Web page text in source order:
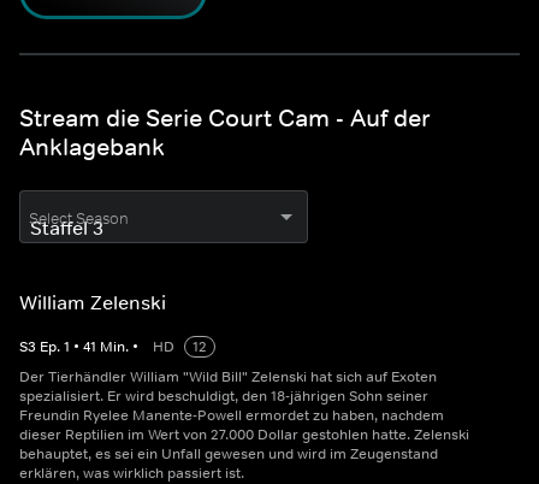
Stream die Serie Court Cam - Auf der
Anklagebank
Select Season
William Zelenski
S3 Ep.1 • 41 Min. • HD
12
Der Tierhändler William "Wild Bill" Zelenski hat sich auf Exoten
spezialisiert. Er wird beschuldigt, den 18-jährigen Sohn seiner
Freundin Ryelee Manente-Powell ermordet zu haben, nachdem
dieser Reptilien im Wert von 27.000 Dollar gestohlen hatte. Zelenski
behauptet, es sei ein Unfall gewesen und wird im Zeugenstand
erklären, was wirklich passiert ist.